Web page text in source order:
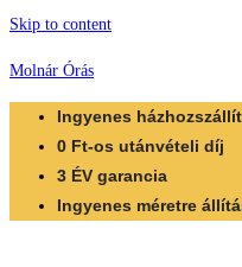
Skip to content
Molnár Órás
Ingyenes
0 Ft-os utánvételi díj
3 ÉV garancia
Ingyenes méretre